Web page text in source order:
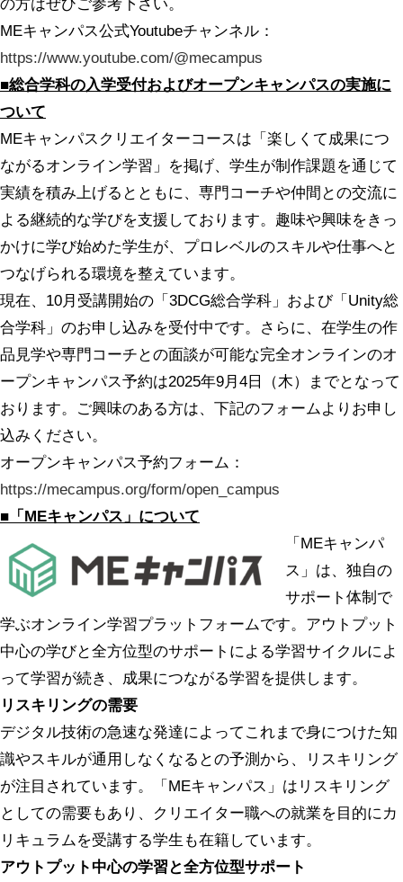
の方はぜひご参考下さい。
MEキャンパス公式Youtubeチャンネル：
https://www.youtube.com/@mecampus
■総合学科の入学受付およびオープンキャンパスの実施に
ついて
MEキャンパスクリエイターコースは「楽しくて成果につ
ながるオンライン学習」を掲げ、学生が制作課題を通じて
実績を積み上げるとともに、専門コーチや仲間との交流に
よる継続的な学びを支援しております。趣味や興味をきっ
かけに学び始めた学生が、プロレベルのスキルや仕事へと
つなげられる環境を整えています。
現在、10月受講開始の「3DCG総合学科」および「Unity総
合学科」のお申し込みを受付中です。さらに、在学生の作
品見学や専門コーチとの面談が可能な完全オンラインのオ
ープンキャンパス予約は2025年9月4日（木）までとなって
おります。ご興味のある方は、下記のフォームよりお申し
込みください。
オープンキャンパス予約フォーム：
https://mecampus.org/form/open_campus
■ 「MEキャンパス」について
「MEキャンパ
ス」は、独自の
サポート体制で
学ぶオンライン学習プラットフォームです。アウトプット
中心の学びと全方位型のサポートによる学習サイクルによ
って学習が続き、成果につながる学習を提供します。
リスキリングの需要
デジタル技術の急速な発達によってこれまで身につけた知
識やスキルが通用しなくなるとの予測から、リスキリング
が注目されています。「MEキャンパス」はリスキリング
としての需要もあり、クリエイター職への就業を目的にカ
リキュラムを受講する学生も在籍しています。
アウトプット中心の学習と全方位型サポート